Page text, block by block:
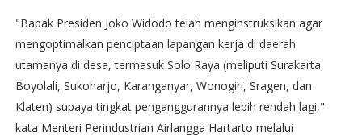
"Bapak Presiden Joko Widodo telah menginstruksikan agar
mengoptimalkan penciptaan lapangan kerja di daerah
utamanya di desa, termasuk Solo Raya (meliputi Surakarta,
Boyolali, Sukoharjo, Karanganyar, Wonogiri, Sragen, dan
Klaten) supaya tingkat penganggurannya lebih rendah lagi,"
kata Menteri Perindustrian Airlangga Hartarto melalui